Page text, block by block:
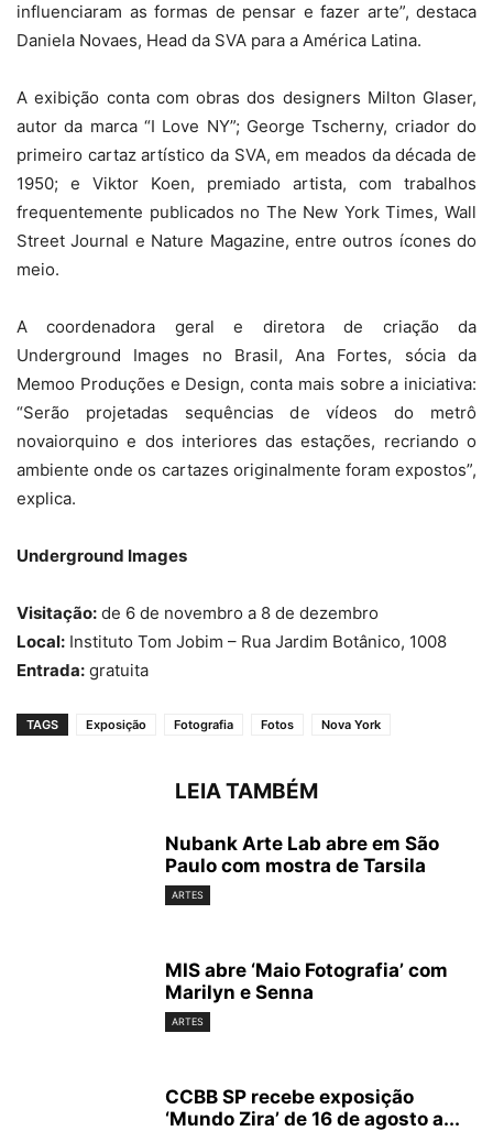
influenciaram as formas de pensar e fazer arte”, destaca
Daniela Novaes, Head da SVA para a América Latina.
A exibição conta com obras dos designers Milton Glaser,
autor da marca “I Love NY”; George Tscherny, criador do
primeiro cartaz artístico da SVA, em meados da década de
1950; e Viktor Koen, premiado artista, com trabalhos
frequentemente publicados no The New York Times, Wall
Street Journal e Nature Magazine, entre outros ícones do
meio.
A coordenadora geral e diretora de criação da
Underground Images no Brasil, Ana Fortes, sócia da
Memoo Produções e Design, conta mais sobre a iniciativa:
“Serão projetadas sequências de vídeos do metrô
novaiorquino e dos interiores das estações, recriando o
ambiente onde os cartazes originalmente foram expostos”,
explica.
Underground Images
Visitação: de 6 de novembro a 8 de dezembro
Local: Instituto Tom Jobim – Rua Jardim Botânico, 1008
Entrada: gratuita
TAGS Exposição Fotografia Fotos Nova York
LEIA TAMBÉM
Nubank Arte Lab abre em São
Paulo com mostra de Tarsila
ARTES
MIS abre ‘Maio Fotografia’ com
Marilyn e Senna
ARTES
CCBB SP recebe exposição
‘Mundo Zira’ de 16 de agosto a...